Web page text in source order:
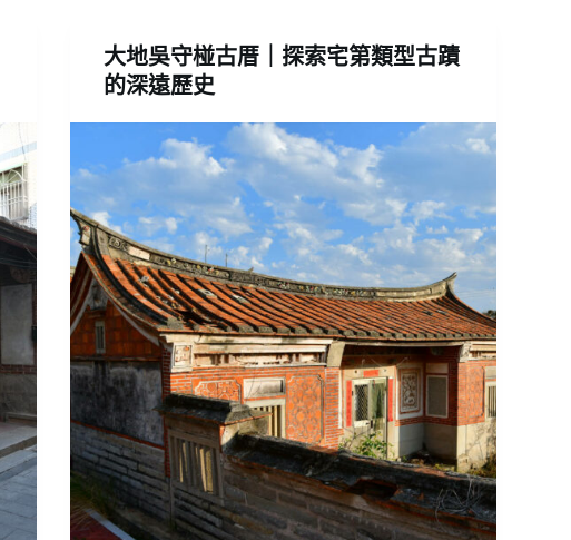
大地吳守椪古厝｜探索宅第類型古蹟
的深遠歷史